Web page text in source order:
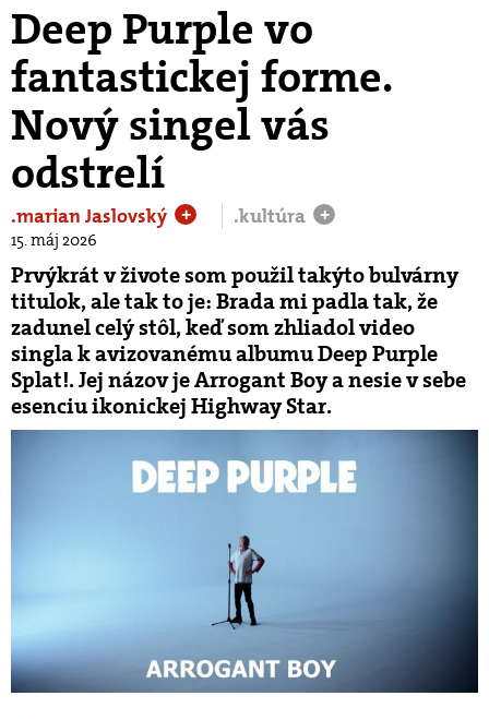
Deep Purple vo
fantastickej forme.
Nový singel vás
odstrelí
.marian Jaslovský + .kultúra +
15. máj 2026
Prvýkrát v živote som použil takýto bulvárny
titulok, ale tak to je: Brada mi padla tak, že
zadunel celý stôl, keď som zhliadol video
singla k avizovanému albumu Deep Purple
Splat!. Jej názov je Arrogant Boy a nesie v sebe
esenciu ikonickej Highway Star.